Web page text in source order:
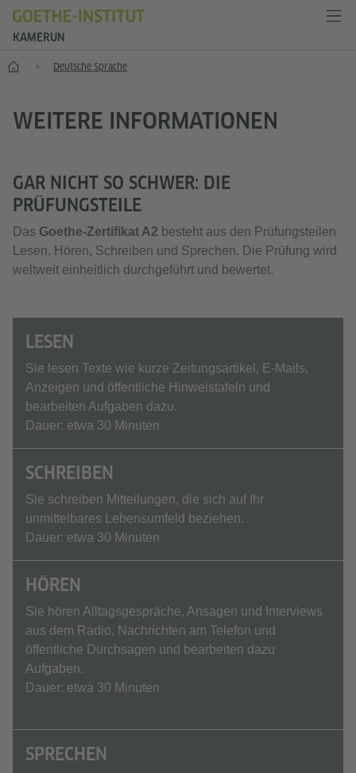
KAMERUN
Start Deutsche Sprache
WEITERE INFORMATIONEN
GAR NICHT SO SCHWER: DIE
PRÜFUNGSTEILE
Das Goethe-Zertifikat A2 besteht aus den Prüfungsteilen
Lesen, Hören, Schreiben und Sprechen. Die Prüfung wird
weltweit einheitlich durchgeführt und bewertet.
LESEN
Sie lesen Texte wie kurze Zeitungsartikel, E-Mails,
Anzeigen und öffentliche Hinweistafeln und
bearbeiten Aufgaben dazu.
Dauer: etwa 30 Minuten
SCHREIBEN
Sie schreiben Mitteilungen, die sich auf Ihr
unmittelbares Lebensumfeld beziehen.
Dauer: etwa 30 Minuten
HÖREN
Sie hören Alltagsgespräche, Ansagen und Interviews
aus dem Radio, Nachrichten am Telefon und
öffentliche Durchsagen und bearbeiten dazu
Aufgaben.
Dauer: etwa 30 Minuten
SPRECHEN